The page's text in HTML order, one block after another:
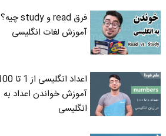
فرق read و study چیه؟
آموزش لغات انگلیسی
آموزش خواندن اعداد به
انگلیسی